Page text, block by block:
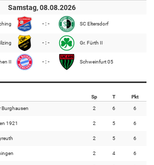
Samstag, 08.08.2026
- : - SC Eltersdorf
- : - Gr. Fürth II
II - : - Schweinfurt 05
Sp T Pkt
Burghausen 2 6 6
1921 2 5 6
2 5 6
2 4 6